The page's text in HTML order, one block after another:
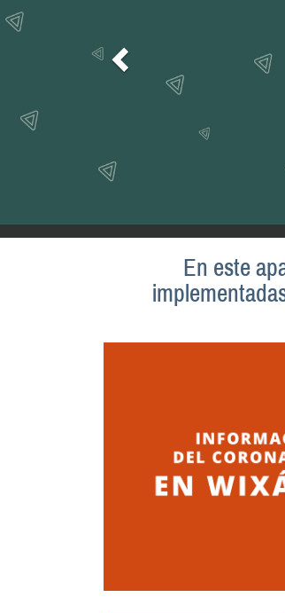
En este